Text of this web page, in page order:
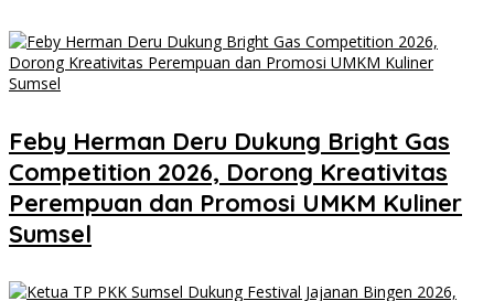
Feby Herman Deru Dukung Bright Gas
Competition 2026, Dorong Kreativitas
Perempuan dan Promosi UMKM Kuliner
Sumsel